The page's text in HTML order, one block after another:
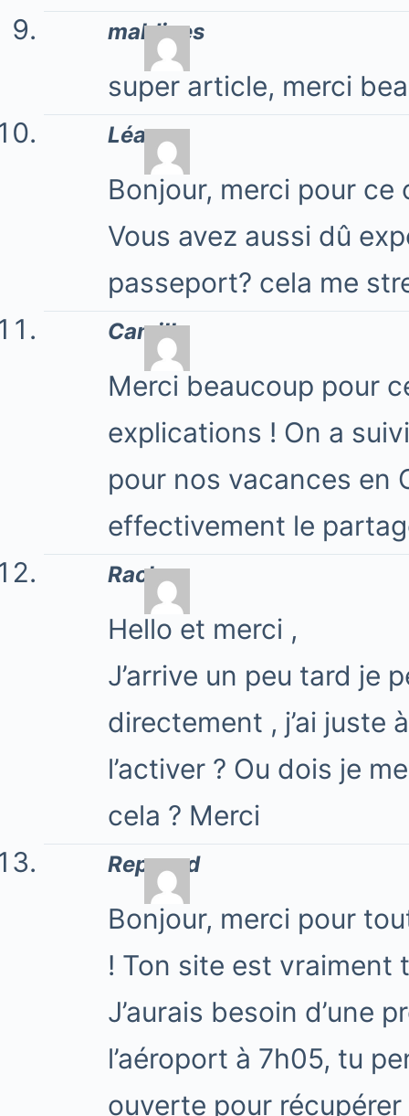
maldives
super article, merci
Léa
Bonjour, merci pour ce
Vous avez aussi dû
passeport? cela me
Camille
Merci beaucoup pour
explications ! On a
pour nos vacances en
effectivement le
Racho
Hello et merci ,
J’arrive un peu tard je
directement , j’ai juste
l’activer ? Ou dois je
cela ? Merci
Repasad
Bonjour, merci pour
! Ton site est vraiment
J’aurais besoin d’une
l’aéroport à 7h05, tu
ouverte pour